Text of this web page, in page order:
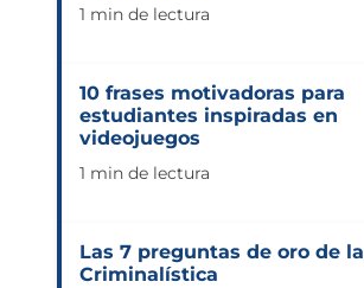
1 min de lectura
10 frases motivadoras para
estudiantes inspiradas en
videojuegos
1 min de lectura
Las 7 preguntas de oro de la
Criminalística